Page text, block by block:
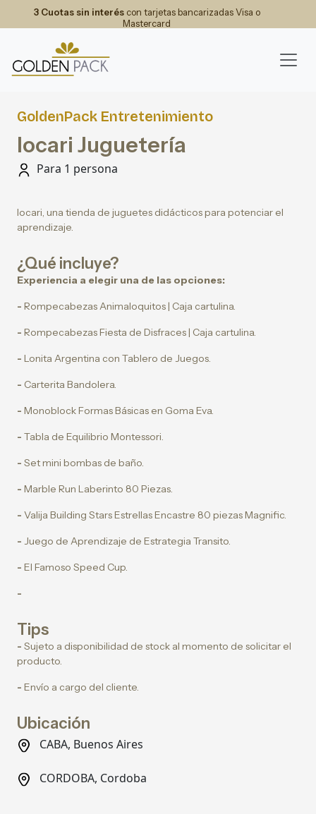
3 Cuotas sin interéscon tarjetas bancarizadas Visa o
Mastercard
GoldenPack Entretenimiento
Iocari Juguetería
Para 1 persona
Iocari, una tienda de juguetes didácticos para potenciar el
aprendizaje.
¿Qué incluye?
Experiencia a elegir una de las opciones:
- Rompecabezas Animaloquitos | Caja cartulina.
- Rompecabezas Fiesta de Disfraces | Caja cartulina.
- Lonita Argentina con Tablero de Juegos.
- Carterita Bandolera.
- Monoblock Formas Básicas en Goma Eva.
- Tabla de Equilibrio Montessori.
- Set mini bombas de baño.
- Marble Run Laberinto 80 Piezas.
- Valija Building Stars Estrellas Encastre 80 piezas Magnific.
- Juego de Aprendizaje de Estrategia Transito.
- El Famoso Speed Cup.
-
Tips
- Sujeto a disponibilidad de stock al momento de solicitar el
producto.
- Envío a cargo del cliente.
Ubicación
CABA, Buenos Aires
CORDOBA, Cordoba